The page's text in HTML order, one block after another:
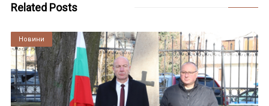
Related Posts
Култура
Новини